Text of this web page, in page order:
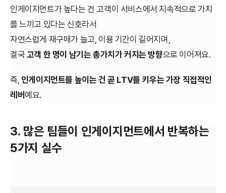
인게이지먼트가 높다는 건 고객이 서비스에서 지속적으로 가치
를 느끼고 있다는 신호라서
자연스럽게 재구매가 늘고, 이용 기간이 길어지며,
결국 고객 한 명이 남기는 총가치가 커지는 방향으로 이어져요.
즉, 인게이지먼트를 높이는 건 곧 LTV를 키우는 가장 직접적인
레버예요.
3. 많은 팀들이 인게이지먼트에서 반복하는
5가지 실수